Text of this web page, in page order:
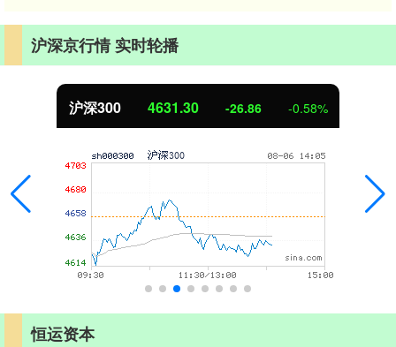
沪深京行情 实时轮播
沪深300 4631.30 -26.86 -0.58%
恒运资本